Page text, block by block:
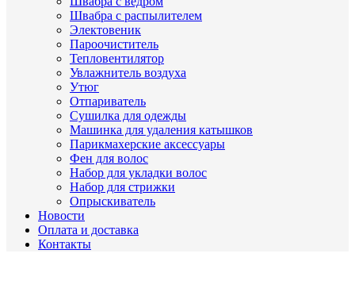
Швабра с распылителем
Электовеник
Пароочиститель
Тепловентилятор
Увлажнитель воздуха
Утюг
Отпариватель
Сушилка для одежды
Машинка для удаления катышков
Парикмахерские аксессуары
Фен для волос
Набор для укладки волос
Набор для стрижки
Опрыскиватель
Новости
Оплата и доставка
Контакты